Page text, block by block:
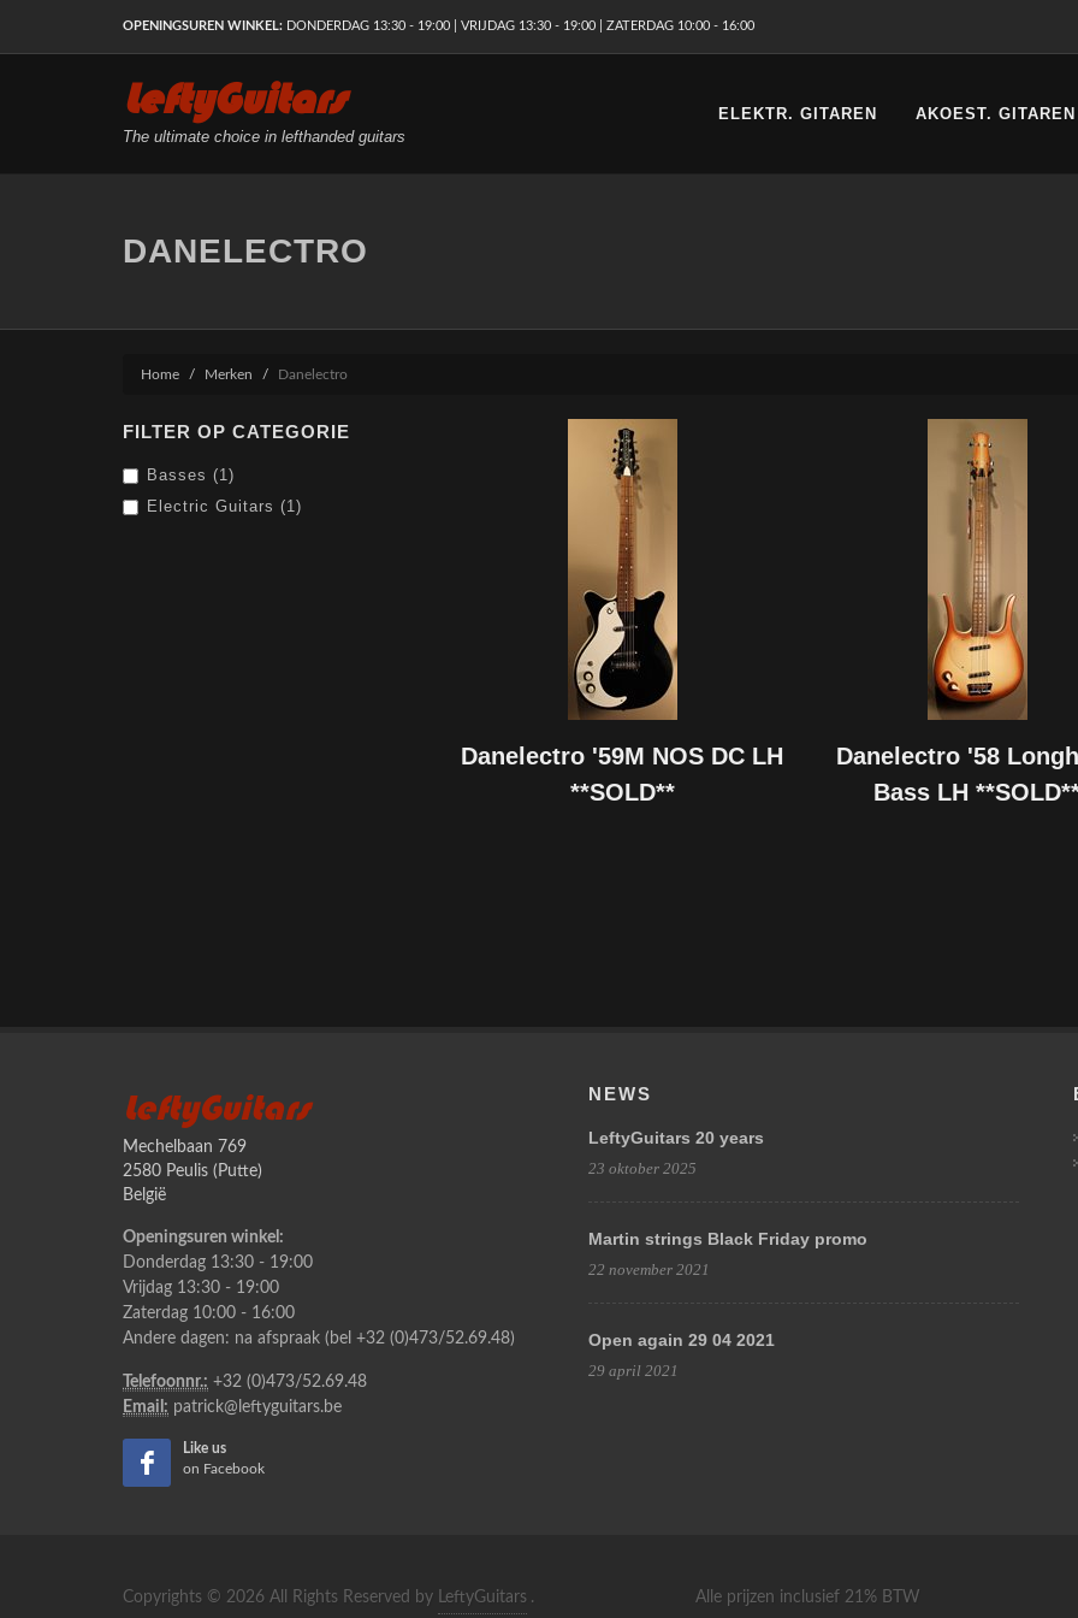
OPENINGSUREN WINKEL: DONDERDAG 13:30 - 19:00 | VRIJDAG 13:30 - 19:00 | ZATERDAG 10:00 - 16:00
LeftyGuitars
The ultimate choice in lefthanded guitars
ELEKTR. GITAREN AKOEST. GITAREN
DANELECTRO
Home Merken Danelectro
Danelectro '59M NOS DC LH
**SOLD**
Danelectro '58
Bass LH
FILTER OP CATEGORIE
Basses (1)
Electric Guitars (1)
LeftyGuitars
Mechelbaan 769
2580 Peulis (Putte)
België
Openingsuren winkel:
Donderdag 13:30 - 19:00
Vrijdag 13:30 - 19:00
Zaterdag 10:00 - 16:00
Andere dagen: na afspraak (bel +32 (0)473/52.69.48)
Telefoonnr.: +32 (0)473/52.69.48
Email: patrick@leftyguitars.be
Like us
on Facebook
NEWS
LeftyGuitars 20 years
23 oktober 2025
Martin strings Black Friday promo
22 november 2021
Open again 29 04 2021
29 april 2021
Copyrights © 2026 All Rights Reserved by LeftyGuitars . Alle prijzen inclusief 21% BTW